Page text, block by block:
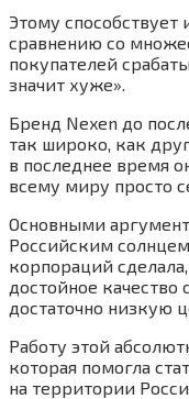
Этому способствует
сравнению со
покупателей
значит хуже».
Бренд Nexen до
так широко, как
в последнее время
всему миру просто
Основными
Российским
корпораций
достойное
достаточно низкую
Работу этой
которая помогла
на территории